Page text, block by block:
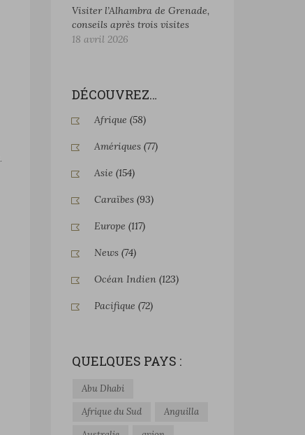
Visiter l’Alhambra de Grenade,
conseils après trois visites
18 avril 2026
DÉCOUVREZ…
Afrique (58)
Amériques(77)
Asie (154)
Caraïbes(93)
Europe (117)
News(74)
Océan Indien(123)
Pacifique (72)
QUELQUES PAYS :
Abu Dhabi
Afrique du Sud
Anguilla